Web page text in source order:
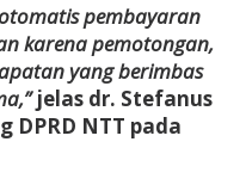
pembayaran
karena pemotongan,
yang berimbas
jelas dr. Stefanus
DPRD NTT pada